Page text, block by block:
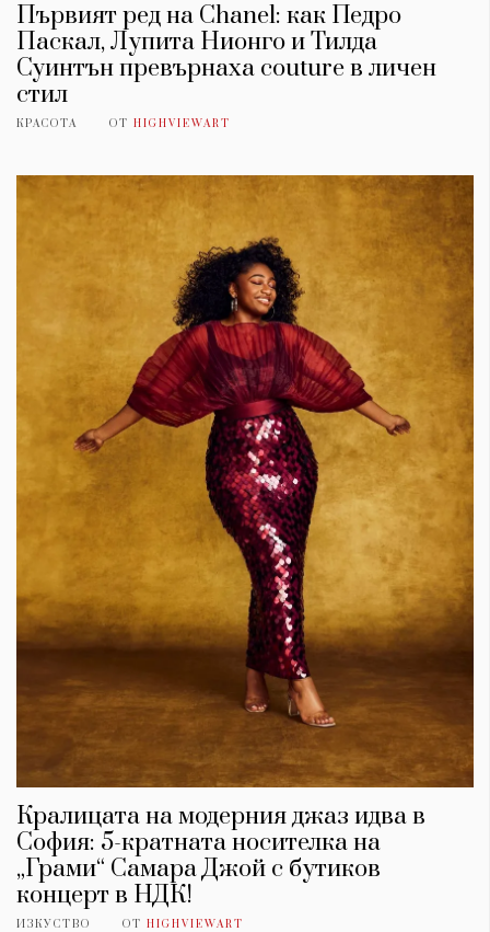
Първият ред на Chanel: как Педро
Паскал, Лупита Нионго и Тилда
Суинтън превърнаха couture в личен
стил
КРАСОТА ОТ HIGHVIEWART
Кралицата на модерния джаз идва в
София: 5-кратната носителка на
„Грами“ Самара Джой с бутиков
концерт в НДК!
ИЗКУСТВО ОТ HIGHVIEWART